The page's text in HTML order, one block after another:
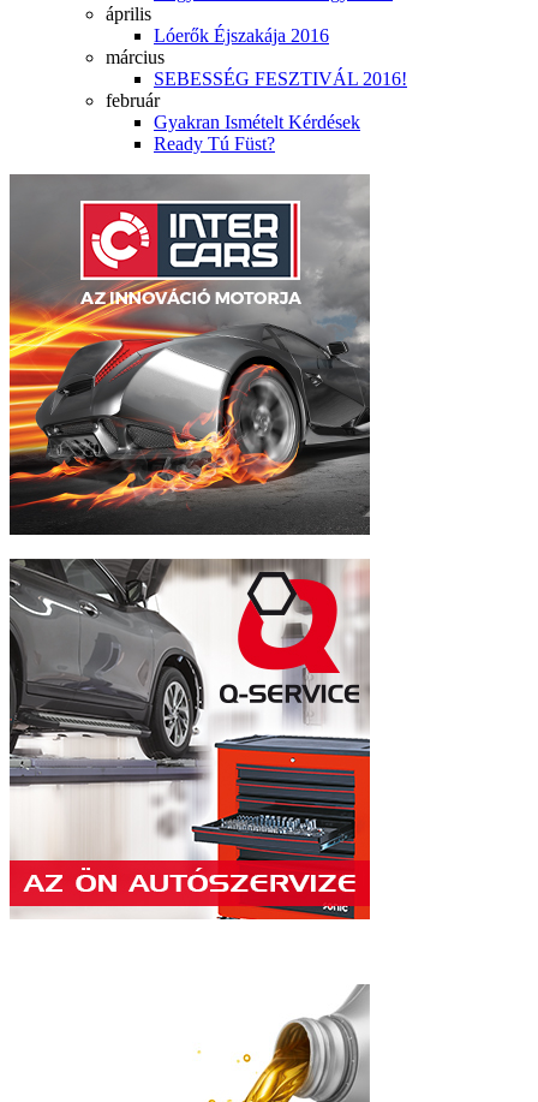
április
Lóerők Éjszakája 2016
március
SEBESSÉG FESZTIVÁL 2016!
február
Gyakran Ismételt Kérdések
Ready Tú Füst?